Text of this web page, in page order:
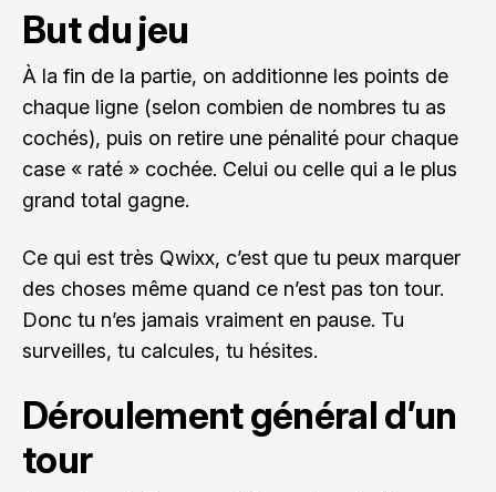
But du jeu
À la fin de la partie, on additionne les points de
chaque ligne (selon combien de nombres tu as
cochés), puis on retire une pénalité pour chaque
case « raté » cochée. Celui ou celle qui a le plus
grand total gagne.
Ce qui est très Qwixx, c’est que tu peux marquer
des choses même quand ce n’est pas ton tour.
Donc tu n’es jamais vraiment en pause. Tu
surveilles, tu calcules, tu hésites.
Déroulement général d’un
tour